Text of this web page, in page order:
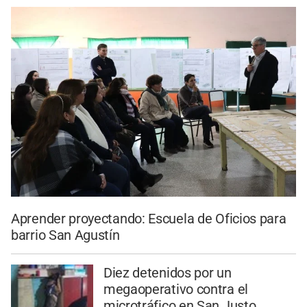
Aprender proyectando: Escuela de Oficios para
barrio San Agustín
Diez detenidos por un
megaoperativo contra el